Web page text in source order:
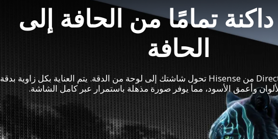
تمامًا من الحافة إلى
الحافة
تكنولوجيا Direct Full Array من Hisense تحول شاشتك إلى لوحة من الدقة. يتم العناية بكل زاوية بدقة
وأعمق الأسود، مما يوفر صورة مذهلة باستمرار عبر كامل الشاشة.